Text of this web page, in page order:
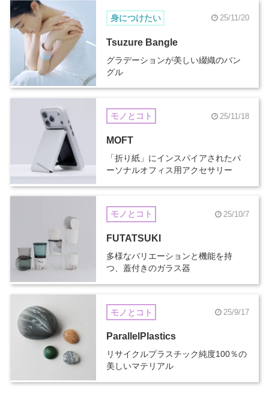
身につけたい 25/11/20
Tsuzure Bangle
グラデーションが美しい綴織のバン
グル
モノとコト 25/11/18
MOFT
「折り紙」にインスパイアされたパ
ーソナルオフィス用アクセサリー
モノとコト 25/10/7
FUTATSUKI
多様なバリエーションと機能を持
つ、蓋付きのガラス器
モノとコト 25/9/17
ParallelPlastics
リサイクルプラスチック純度100％の
美しいマテリアル